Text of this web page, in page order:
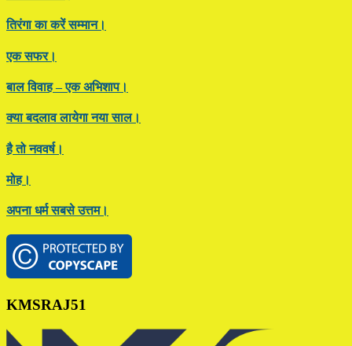
तिरंगा का करें सम्मान।
एक सफर।
बाल विवाह – एक अभिशाप।
क्या बदलाव लायेगा नया साल।
है तो नववर्ष।
मोह।
अपना धर्म सबसे उत्तम।
Footer
KMSRAJ51